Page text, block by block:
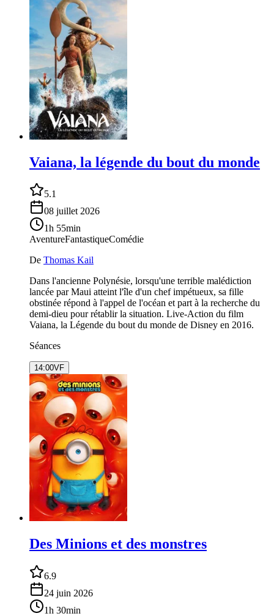
Vaiana, la légende du bout du monde
5.1
08 juillet 2026
1h 55min
AventureFantastiqueComédie
De Thomas Kail
Dans l'ancienne Polynésie, lorsqu'une terrible malédiction
lancée par Maui atteint l'île d'un chef impétueux, sa fille
obstinée répond à l'appel de l'océan et part à la recherche du
demi-dieu pour rétablir la situation. Live-Action du film
Vaiana, la Légende du bout du monde de Disney en 2016.
Séances
14:00VF
Des Minions et des monstres
6.9
24 juin 2026
1h 30min